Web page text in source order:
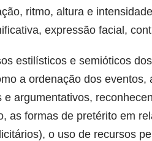
ritmo, altura e
expressão facial,
estilísticos e semióticos
a ordenação dos
argumentativos,
as formas de pretérito em
o uso de recursos